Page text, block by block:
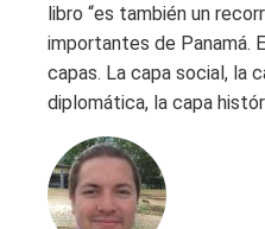
libro “es también un
importantes de Panamá.
capas. La capa social, la
diplomática, la capa